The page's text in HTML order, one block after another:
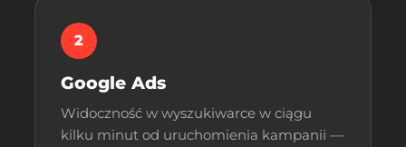
2
Google Ads
Widoczność w wyszukiwarce w ciągu
kilku minut od uruchomienia kampanii —